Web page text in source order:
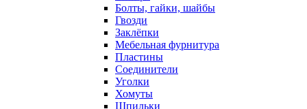
Болты, гайки, шайбы
Гвозди
Заклёпки
Мебельная фурнитура
Пластины
Соединители
Уголки
Хомуты
Шпильки